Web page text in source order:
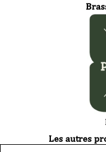
Les autres